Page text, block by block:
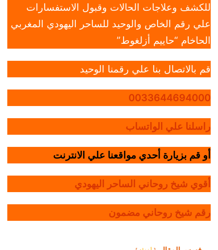
للكشف وعلاجات الحالات وقبول الاستفسارات
علي رقم الخاص والوحيد للساحر اليهودي المغربي
الحاخام “حاييم أزلغوط”
قم بالاتصال بنا علي رقمنا الوحيد
0033644694000
راسلنا علي الواتساب
أو قم بزيارة أحدي مواقعنا علي الانترنت
أقوي شيخ روحاني الساحر اليهودي
رقم شيخ روحاني مضمون